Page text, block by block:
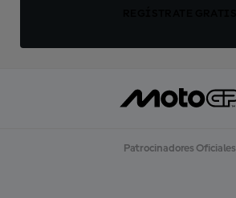
Patrocinadores Oficiales